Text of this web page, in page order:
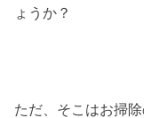
ょうか？
ただ、そこはお掃